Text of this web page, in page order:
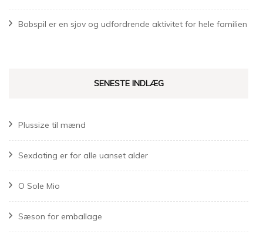
Bobspil er en sjov og udfordrende aktivitet for hele familien
SENESTE INDLÆG
Plussize til mænd
Sexdating er for alle uanset alder
O Sole Mio
Sæson for emballage